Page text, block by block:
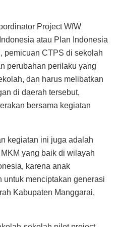
Project WfW
atau Plan Indonesia
pemicuan CTPS di sekolah
perubahan perilaku yang
dan harus melibatkan
di daerah tersebut,
bersama kegiatan
kegiatan ini juga adalah
yang baik di wilayah
karena anak
untuk menciptakan generasi
Kabupaten Manggarai,